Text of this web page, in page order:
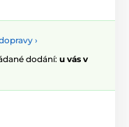
›
dodání: u vás v